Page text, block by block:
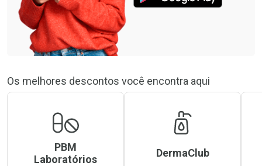
Os melhores descontos você encontra aqui
PBM
Laboratórios
DermaClub